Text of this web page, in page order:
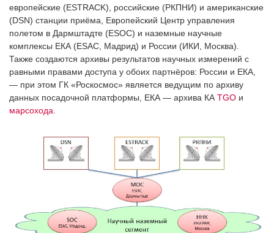
европейские (ESTRACK), российские (РКПНИ) и американские
(DSN) станции приёма, Европейский Центр управления
полетом в Дармштадте (ESOC) и наземные научные
комплексы ЕКА (ESAC, Мадрид) и России (ИКИ, Москва).
Также создаются архивы результатов научных измерений с
равными правами доступа у обоих партнёров: России и ЕКА,
— при этом ГК «Роскосмос» является ведущим по архиву
данных посадочной платформы, ЕКА — архива КА TGO и
марсохода